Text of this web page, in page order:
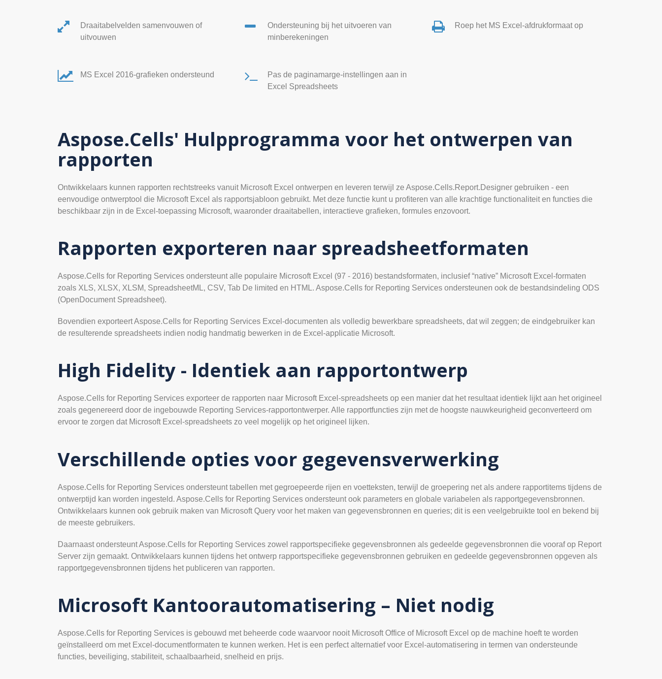
Draaitabelvelden samenvouwen of
uitvouwen
Ondersteuning bij het uitvoeren van
minberekeningen
Roep het MS Excel-afdrukformaat op
MS Excel 2016-grafieken ondersteund
Pas de paginamarge-instellingen aan in
Excel Spreadsheets
Aspose.Cells' Hulpprogramma voor het ontwerpen van
rapporten
Ontwikkelaars kunnen rapporten rechtstreeks vanuit Microsoft Excel ontwerpen en leveren terwijl ze Aspose.Cells.Report.Designer gebruiken - een
eenvoudige ontwerptool die Microsoft Excel als rapportsjabloon gebruikt. Met deze functie kunt u profiteren van alle krachtige functionaliteit en functies die
beschikbaar zijn in de Excel-toepassing Microsoft, waaronder draaitabellen, interactieve grafieken, formules enzovoort.
Rapporten exporteren naar spreadsheetformaten
Aspose.Cells for Reporting Services ondersteunt alle populaire Microsoft Excel (97 - 2016) bestandsformaten, inclusief “native” Microsoft Excel-formaten
zoals XLS, XLSX, XLSM, SpreadsheetML, CSV, Tab De limited en HTML. Aspose.Cells for Reporting Services ondersteunen ook de bestandsindeling ODS
(OpenDocument Spreadsheet).
Bovendien exporteert Aspose.Cells for Reporting Services Excel-documenten als volledig bewerkbare spreadsheets, dat wil zeggen; de eindgebruiker kan
de resulterende spreadsheets indien nodig handmatig bewerken in de Excel-applicatie Microsoft.
High Fidelity - Identiek aan rapportontwerp
Aspose.Cells for Reporting Services exporteer de rapporten naar Microsoft Excel-spreadsheets op een manier dat het resultaat identiek lijkt aan het origineel
zoals gegenereerd door de ingebouwde Reporting Services-rapportontwerper. Alle rapportfuncties zijn met de hoogste nauwkeurigheid geconverteerd om
ervoor te zorgen dat Microsoft Excel-spreadsheets zo veel mogelijk op het origineel lijken.
Verschillende opties voor gegevensverwerking
Aspose.Cells for Reporting Services ondersteunt tabellen met gegroepeerde rijen en voetteksten, terwijl de groepering net als andere rapportitems tijdens de
ontwerptijd kan worden ingesteld. Aspose.Cells for Reporting Services ondersteunt ook parameters en globale variabelen als rapportgegevensbronnen.
Ontwikkelaars kunnen ook gebruik maken van Microsoft Query voor het maken van gegevensbronnen en queries; dit is een veelgebruikte tool en bekend bij
de meeste gebruikers.
Daarnaast ondersteunt Aspose.Cells for Reporting Services zowel rapportspecifieke gegevensbronnen als gedeelde gegevensbronnen die vooraf op Report
Server zijn gemaakt. Ontwikkelaars kunnen tijdens het ontwerp rapportspecifieke gegevensbronnen gebruiken en gedeelde gegevensbronnen opgeven als
rapportgegevensbronnen tijdens het publiceren van rapporten.
Microsoft Kantoorautomatisering – Niet nodig
Aspose.Cells for Reporting Services is gebouwd met beheerde code waarvoor nooit Microsoft Office of Microsoft Excel op de machine hoeft te worden
geïnstalleerd om met Excel-documentformaten te kunnen werken. Het is een perfect alternatief voor Excel-automatisering in termen van ondersteunde
functies, beveiliging, stabiliteit, schaalbaarheid, snelheid en prijs.